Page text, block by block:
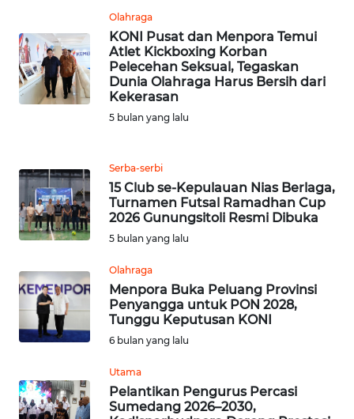
Olahraga
KONI Pusat dan Menpora Temui
Atlet Kickboxing Korban
Pelecehan Seksual, Tegaskan
Dunia Olahraga Harus Bersih dari
Kekerasan
5 bulan yang lalu
Serba-serbi
15 Club se-Kepulauan Nias Berlaga,
Turnamen Futsal Ramadhan Cup
2026 Gunungsitoli Resmi Dibuka
5 bulan yang lalu
Olahraga
Menpora Buka Peluang Provinsi
Penyangga untuk PON 2028,
Tunggu Keputusan KONI
6 bulan yang lalu
Utama
Pelantikan Pengurus Percasi
Sumedang 2026–2030,
JAMBI
WN
SULTRA
WN
SULTENG
WN
BABEL
SUMBAR